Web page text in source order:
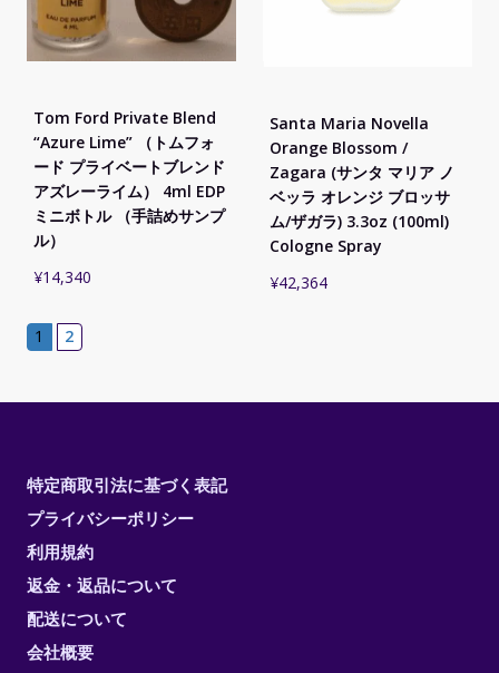
Tom Ford Private Blend
“Azure Lime” （トムフォ
ード プライベートブレンド
アズレーライム） 4ml EDP
ミニボトル （手詰めサンプ
ル）
¥14,340
Santa Maria Novella
Orange Blossom /
Zagara (サンタ マリア ノ
ベッラ オレンジ ブロッサ
ム/ザガラ) 3.3oz (100ml)
Cologne Spray
¥42,364
1 2
特定商取引法に基づく表記
プライバシーポリシー
利用規約
返金・返品について
配送について
会社概要